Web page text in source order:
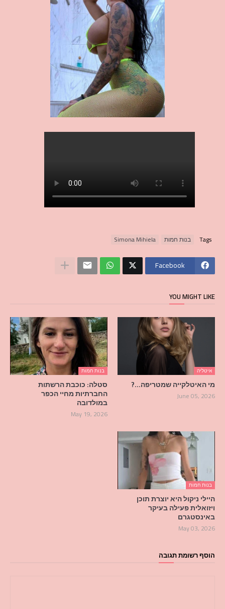
Tags בנות חמות Simona Mihiela
Facebook
YOU MIGHT LIKE
איטליה
מי האיטלקייה שמטריפה…?
June 05, 2026
בנות חמות
סטלה: כוכבת הרשתות
החברתיות מחיי הכפר
במולדובה
May 19, 2026
בנות חמות
היילי ניקול היא יוצרת תוכן
ויזואלית פעילה בעיקר
באינסטגרם
May 03, 2026
הוסף רשומת תגובה